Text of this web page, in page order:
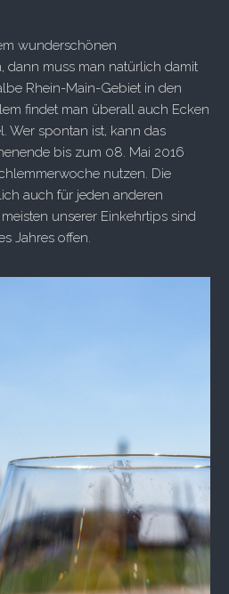
wunderschönen
dann muss man natürlich damit
Rhein-Main-Gebiet in den
findet man überall auch Ecken
Wer spontan ist, kann das
bis zum 08. Mai 2016
nutzen. Die
auch für jeden anderen
unserer Einkehrtips sind
Jahres offen.